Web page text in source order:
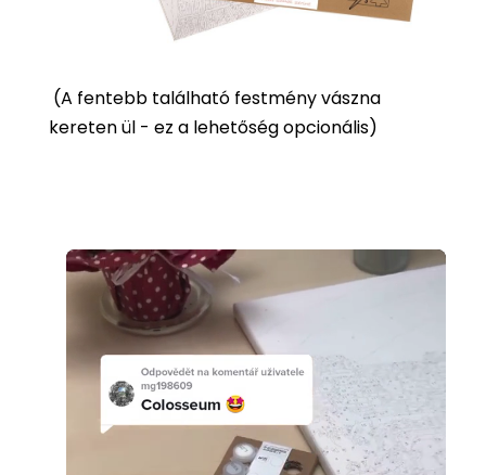
(A fentebb található festmény vászna
kereten ül - ez a lehetőség opcionális)